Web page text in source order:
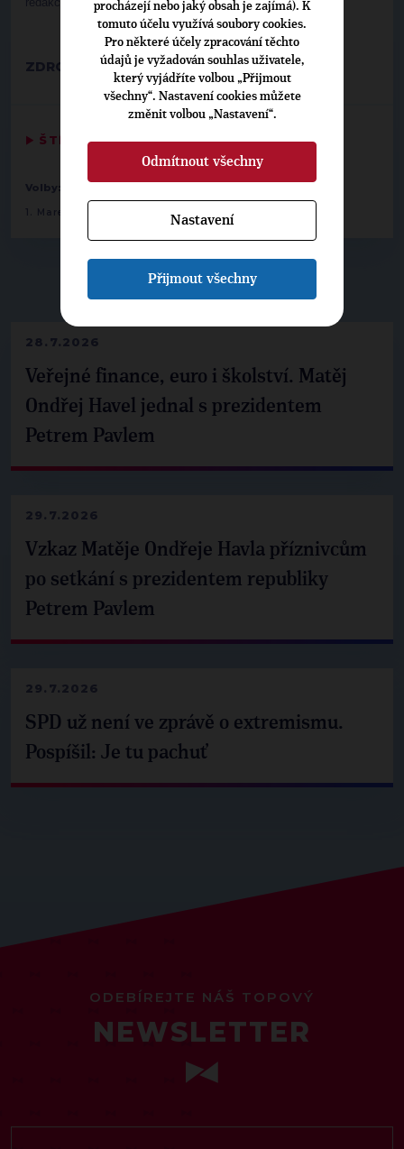
NEPŘEHLÉDNĚTE
28.7.2026
Veřejné finance, euro i školství. Matěj
Ondřej Havel jednal s prezidentem
Petrem Pavlem
29.7.2026
Vzkaz Matěje Ondřeje Havla příznivcům
po setkání s prezidentem republiky
Petrem Pavlem
29.7.2026
SPD už není ve zprávě o extremismu.
Pospíšil: Je tu pachuť
ZDROJ: EUROAKTIV.CZ
▶ ŠTÍTKY◀
Volby: - -
1. Marek Ženíšek
ODEBÍREJTE NÁŠ TOPOVÝ
NEWSLETTER
procházejí nebo jaký obsah je zajímá). K
tomuto účelu využívá soubory cookies.
Pro některé účely zpracování těchto
údajů je vyžadován souhlas uživatele,
který vyjádříte volbou „Přijmout
všechny“. Nastavení cookies můžete
změnit volbou „Nastavení“.
Odmítnout všechny
Nastavení
Přijmout všechny